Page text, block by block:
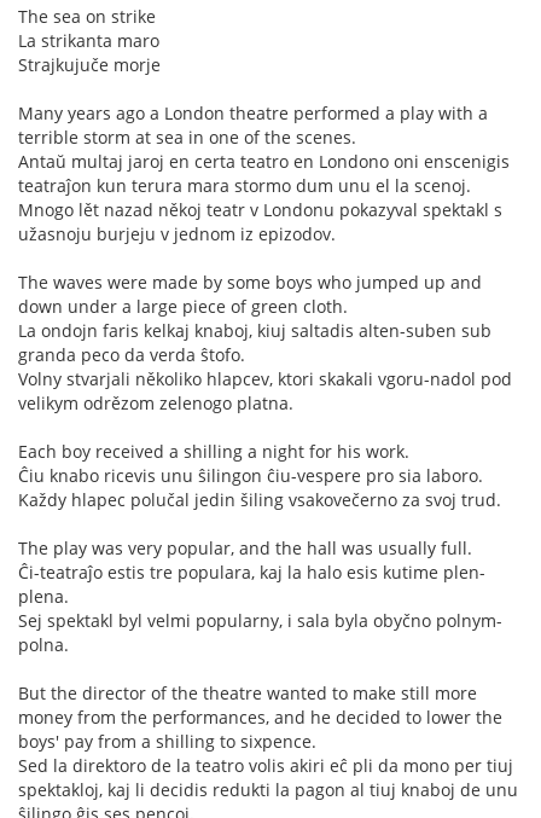
The sea on strike
La strikanta maro
Strajkujuče morje
Many years ago a London theatre performed a play with a
terrible storm at sea in one of the scenes.
Antaŭ multaj jaroj en certa teatro en Londono oni enscenigis
teatraĵon kun terura mara stormo dum unu el la scenoj.
Mnogo lět nazad někoj teatr v Londonu pokazyval spektakl s
užasnoju burjeju v jednom iz epizodov.
The waves were made by some boys who jumped up and
down under a large piece of green cloth.
La ondojn faris kelkaj knaboj, kiuj saltadis alten-suben sub
granda peco da verda ŝtofo.
Volny stvarjali několiko hlapcev, ktori skakali vgoru-nadol pod
velikym odrězom zelenogo platna.
Each boy received a shilling a night for his work.
Ĉiu knabo ricevis unu ŝilingon ĉiu-vespere pro sia laboro.
Každy hlapec polučal jedin šiling vsakovečerno za svoj trud.
The play was very popular, and the hall was usually full.
Ĉi-teatraĵo estis tre populara, kaj la halo esis kutime plen-
plena.
Sej spektakl byl velmi popularny, i sala byla obyčno polnym-
polna.
But the director of the theatre wanted to make still more
money from the performances, and he decided to lower the
boys' pay from a shilling to sixpence.
Sed la direktoro de la teatro volis akiri eĉ pli da mono per tiuj
spektakloj, kaj li decidis redukti la pagon al tiuj knaboj de unu